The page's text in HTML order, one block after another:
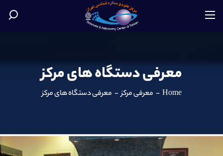
معرفی دستگاه های مرکز
Home
- معرفی مرکز - معرفی دستگاه های مرکز